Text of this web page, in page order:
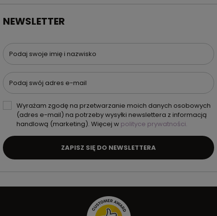
NEWSLETTER
Podaj swoje imię i nazwisko
Podaj swój adres e-mail
Wyrażam zgodę na przetwarzanie moich danych osobowych
(adres e-mail) na potrzeby wysyłki newslettera z informacją
handlową (marketing). Więcej w polityce prywatności.
ZAPISZ SIĘ DO NEWSLETTERA